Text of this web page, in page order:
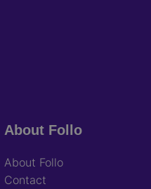
About Follo
About Follo
Contact